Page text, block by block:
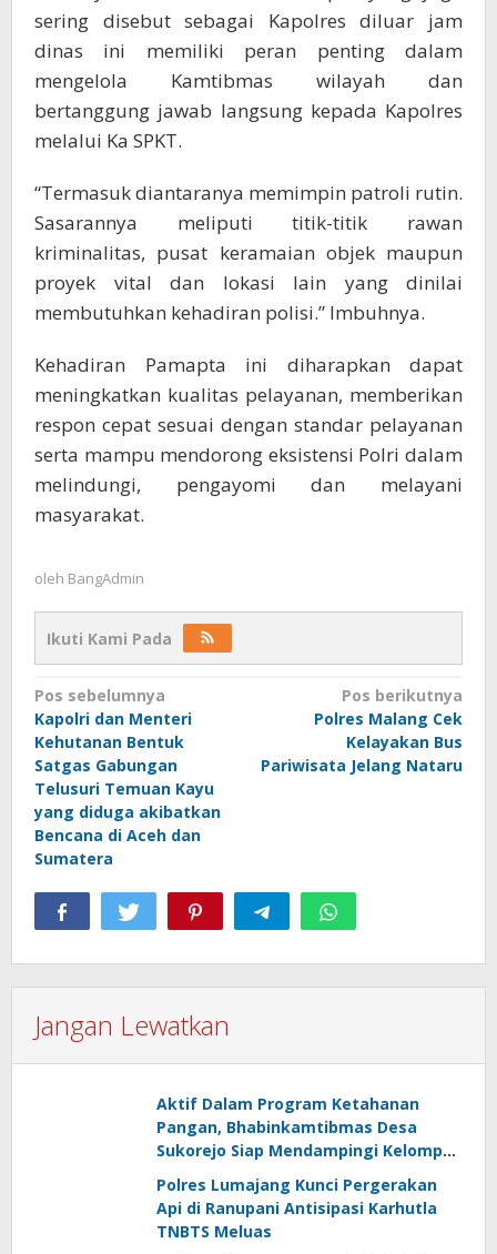
sering disebut sebagai Kapolres diluar jam
dinas ini memiliki peran penting dalam
mengelola Kamtibmas wilayah dan
bertanggung jawab langsung kepada Kapolres
melalui Ka SPKT.
“Termasuk diantaranya memimpin patroli rutin.
Sasarannya meliputi titik-titik rawan
kriminalitas, pusat keramaian objek maupun
proyek vital dan lokasi lain yang dinilai
membutuhkan kehadiran polisi.” Imbuhnya.
Kehadiran Pamapta ini diharapkan dapat
meningkatkan kualitas pelayanan, memberikan
respon cepat sesuai dengan standar pelayanan
serta mampu mendorong eksistensi Polri dalam
melindungi, pengayomi dan melayani
masyarakat.
oleh BangAdmin
Ikuti Kami Pada
Navigasi
pos
Pos sebelumnya
Kapolri dan Menteri
Kehutanan Bentuk
Satgas Gabungan
Telusuri Temuan Kayu
yang diduga akibatkan
Bencana di Aceh dan
Sumatera
Pos berikutnya
Polres Malang Cek
Kelayakan Bus
Pariwisata Jelang Nataru
Jangan Lewatkan
Aktif Dalam Program Ketahanan
Pangan, Bhabinkamtibmas Desa
Sukorejo Siap Mendampingi Kelompok
Tani
Polres Lumajang Kunci Pergerakan
Api di Ranupani Antisipasi Karhutla
TNBTS Meluas